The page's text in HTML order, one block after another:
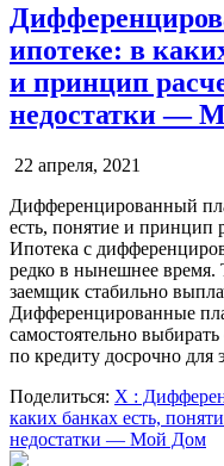
ипотеке: в
и принцип
недостатки —
22 апреля, 2021
Дифференцированный
есть, понятие и принцип
Ипотека с
редко в нынешнее время.
заемщик стабильно
Дифференцированные
самостоятельно
по кредиту досрочно
Поделиться: X :
каких банках есть,
недостатки — Мой Дом